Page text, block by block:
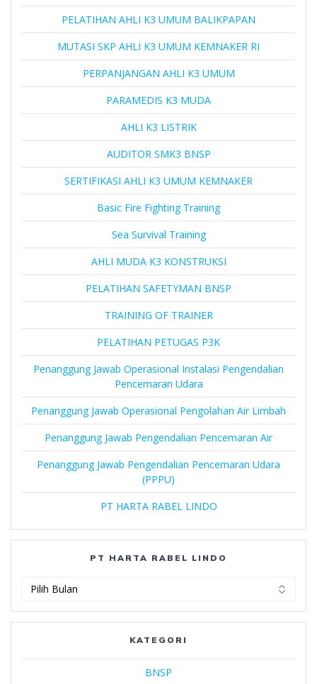
PELATIHAN AHLI K3 UMUM BALIKPAPAN
MUTASI SKP AHLI K3 UMUM KEMNAKER RI
PERPANJANGAN AHLI K3 UMUM
PARAMEDIS K3 MUDA
AHLI K3 LISTRIK
AUDITOR SMK3 BNSP
SERTIFIKASI AHLI K3 UMUM KEMNAKER
Basic Fire Fighting Training
Sea Survival Training
AHLI MUDA K3 KONSTRUKSI
PELATIHAN SAFETYMAN BNSP
TRAINING OF TRAINER
PELATIHAN PETUGAS P3K
Penanggung Jawab Operasional Instalasi Pengendalian
Pencemaran Udara
Penanggung Jawab Operasional Pengolahan Air Limbah
Penanggung Jawab Pengendalian Pencemaran Air
Penanggung Jawab Pengendalian Pencemaran Udara
(PPPU)
PT HARTA RABEL LINDO
PT HARTA RABEL LINDO
Rabel
Lindo
KATEGORI
BNSP